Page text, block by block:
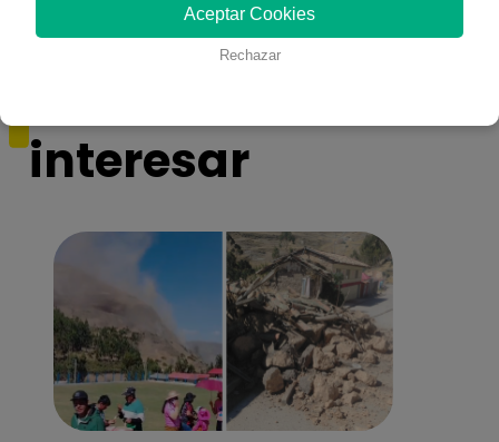
interesar
Aceptar Cookies
Rechazar